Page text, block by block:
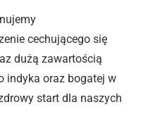
cechującego się
dużą zawartością
indyka oraz bogatej w
start dla naszych